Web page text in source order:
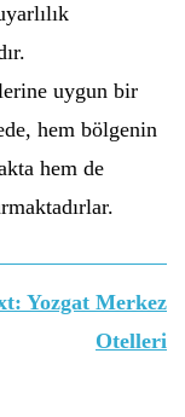
uygun bir
hem bölgenin
hem de
Yozgat Merkez
Otelleri